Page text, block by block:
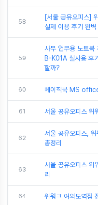
58
[서울 공유오피스]
실제 이용 후기 완
59
사무 업무용 노트
B-K01A 실사용 후
할까?
60 베이직북 MS
61 서울 공유오피스
62
서울 공유오피스,
총정리
63
서울 공유오피스
리
64 위워크 여의도역점